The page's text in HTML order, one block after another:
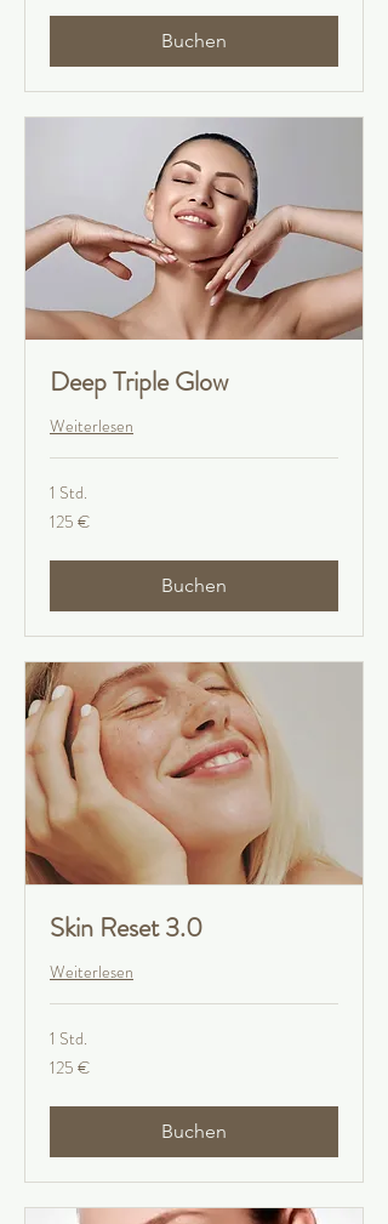
Buchen
Deep Triple Glow
Weiterlesen
1 Std.
125
Euro
125 €
Buchen
Skin Reset 3.0
Weiterlesen
1 Std.
125
Euro
125 €
Buchen